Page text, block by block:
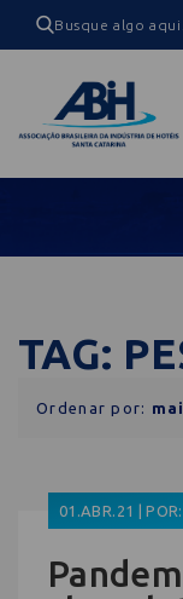
TAG:
Ordenar por:
01.ABR.21 |